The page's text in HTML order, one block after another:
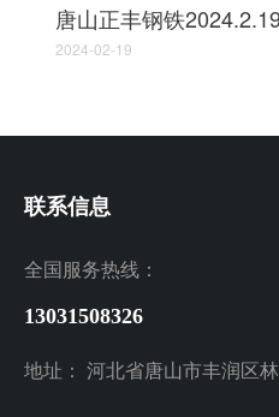
唐山正丰钢铁
2024-02-19
联系信息
全国服务热线：
13031508326
地址： 河北省唐山市丰润区